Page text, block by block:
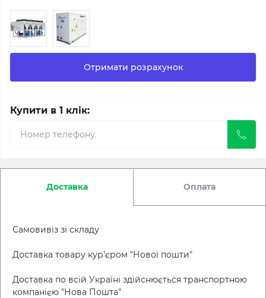
Отримати розрахунок
Купити в 1 клік:
Доставка Оплата
Самовивіз зі складу
Доставка товару кур'єром "Нової пошти"
Доставка по всій Україні здійснюється транспортною
компанією "Нова Пошта"